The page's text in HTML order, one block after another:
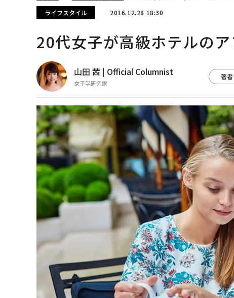
ライフスタイル 2016.12.28 18:30
20代女子が高級ホテルの
山田 茜 | Official Columnist
女子学研究家
著